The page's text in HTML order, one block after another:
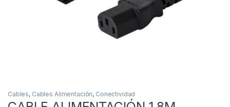
Cables, Cables Alimentación, Conectividad